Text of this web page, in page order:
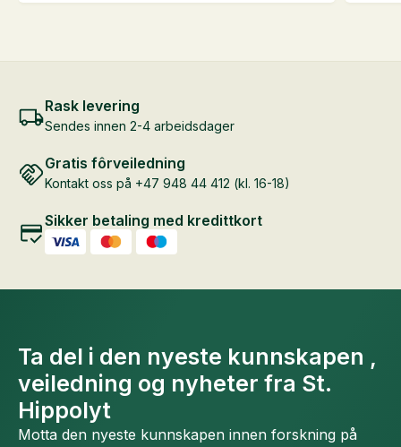
Rask levering
Sendes innen 2-4 arbeidsdager
Gratis fôrveiledning
Kontakt oss på +47 948 44 412 (kl. 16-18)
Sikker betaling med kredittkort
Ta del i den nyeste kunnskapen ,
veiledning og nyheter fra St.
Hippolyt
Motta den nyeste kunnskapen innen forskning på